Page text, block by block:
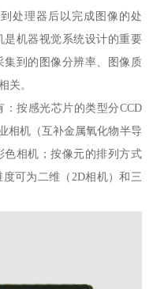
处理器后以完成图像的处
机器视觉系统设计的重要
到的图像分辨率、图像质
关。
按感光芯片的类型分CCD
相机（互补金属氧化物半导
相机；按像元的排列方式
可为二维（2D相机）和三